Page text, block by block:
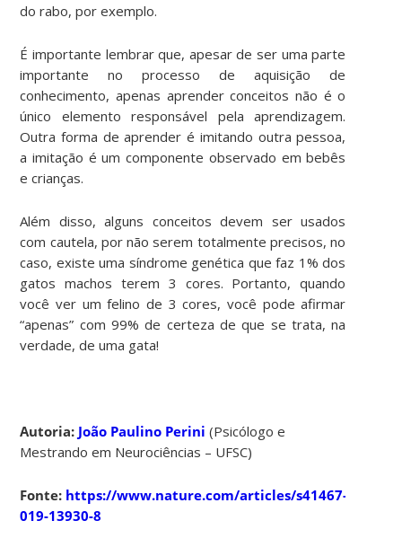
do rabo, por exemplo.
É importante lembrar que, apesar de ser uma parte
importante no processo de aquisição de
conhecimento, apenas aprender conceitos não é o
único elemento responsável pela aprendizagem.
Outra forma de aprender é imitando outra pessoa,
a imitação é um componente observado em bebês
e crianças.
Além disso, alguns conceitos devem ser usados
com cautela, por não serem totalmente precisos, no
caso, existe uma síndrome genética que faz 1% dos
gatos machos terem 3 cores. Portanto, quando
você ver um felino de 3 cores, você pode afirmar
“apenas” com 99% de certeza de que se trata, na
verdade, de uma gata!
Autoria: João Paulino Perini (Psicólogo e
Mestrando em Neurociências – UFSC)
Fonte: https://www.nature.com/articles/s41467-
019-13930-8